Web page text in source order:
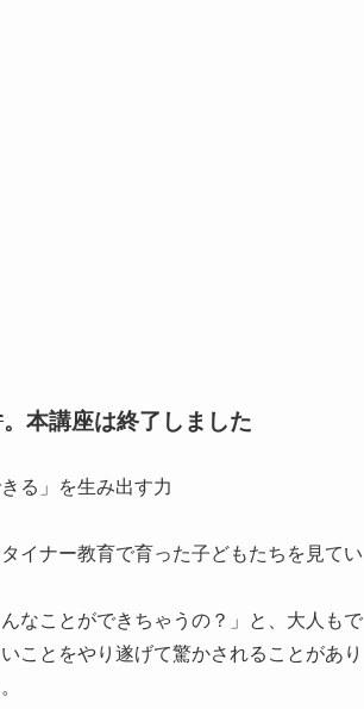
。本講座は終了しました
きる」を生み出す力
イナー教育で育った子どもたちを見てい
んなことができちゃうの？」と、大人もで
ことをやり遂げて驚かされることがあり